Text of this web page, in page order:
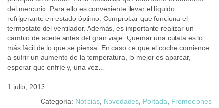
del mercurio. Para ello es conveniente llevar el líquido
refrigerante en estado óptimo. Comprobar que funciona el
termostato del ventilador. Además, es importante realizar un
cambio de aceite antes del gran viaje. Quemar una culata es lo
más fácil de lo que se piensa. En caso de que el coche comience
a sufrir un aumento de la temperatura, lo mejor es aparcar,
esperar que enfríe y, una vez…
1 julio, 2013
Categoría: Noticias Novedades Portada
Promociones